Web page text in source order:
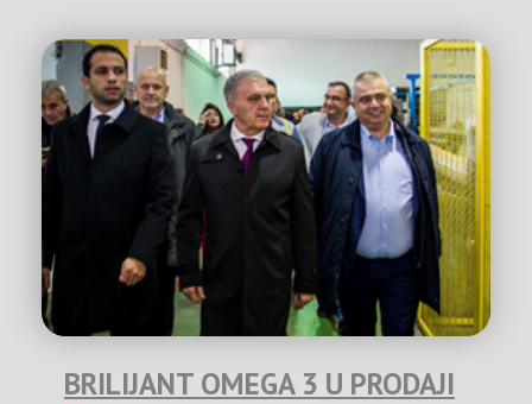
BRILIJANT OMEGA 3 U PRODAJI